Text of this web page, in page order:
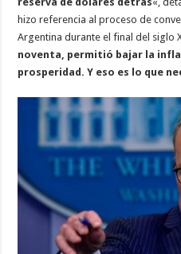
hizo referencia al proceso de
Argentina durante el final del siglo
noventa, permitió bajar la
prosperidad. Y eso es lo que